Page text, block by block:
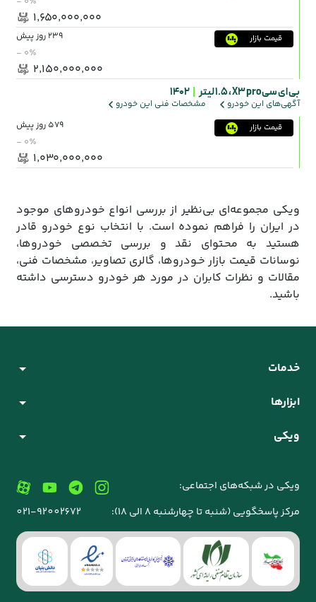
۱٬۶۵۰٬۰۰۰٬۰۰۰
قیمت بازار 239 روز پیش
- ۰٪
۲٬۱۵۰٬۰۰۰٬۰۰۰
بی ای سی X3 pro ، 1.5 لیتر 1402
آگهی‌های این خودرو مشخصات فنی این خودرو
قیمت بازار 579 روز پیش
- ۰٪
۱٬۰۳۰٬۰۰۰٬۰۰۰
ویکی مجموعه‌ای بی‌نظیر از بررسی انواع خودروهای موجود
در ایران را فراهم نموده است. با انتخاب نوع خودرو قادر
هستید به محـتوای نقد و بررسی تخـصصی خودروها،
نوسانات قیمت بازار خـودروها، گالری تصاویر، مشخصات فنی،
مقالات و نظرات کابران در مورد هر خودرو دسترسی داشته
باشید.
خدمات
ابزارها
ویکی
ویکی در شبکه‌های اجتماعی:
مرکز پاسخگویی (شنبه تا چهارشنبه 8 الی 18):
021-92002672